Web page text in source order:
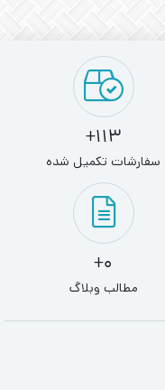
113+
سفارشات تکمیل شده
0+
مطالب وبلاگ